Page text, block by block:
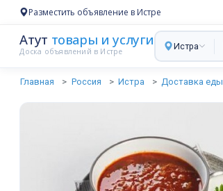
Разместить объявление в Истре
Атут товары и услуги
Доска объявлений в Истре
Истра
Главная Россия Истра Доставка еды